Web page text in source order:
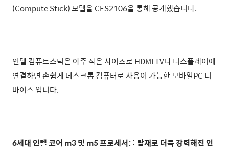
(Compute Stick) 모델을 CES2106을 통해공개했습니다.
인텔 컴퓨트스틱은 아주 작은 사이즈로 HDMI TV나 디스플레이에
연결하면 손쉽게 데스크톱 컴퓨터로 사용이 가능한 모바일PC 디
바이스 입니다.
6세대 인텔 코어 m3 및 m5 프로세서를 탑재로 더욱 강력해진 인